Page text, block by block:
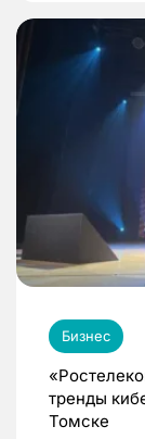
Бизнес
тренды
Томске